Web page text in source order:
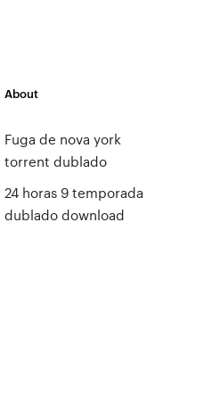
About
Fuga de nova york
torrent dublado
24 horas 9 temporada
dublado download